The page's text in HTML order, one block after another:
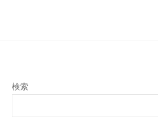
検索